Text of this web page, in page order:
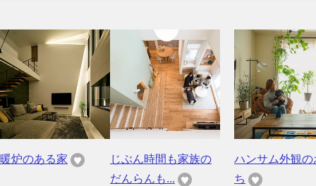
暖炉のある家
じぶん時間も家族の
だんらんも...
ハンサム外観の
ち